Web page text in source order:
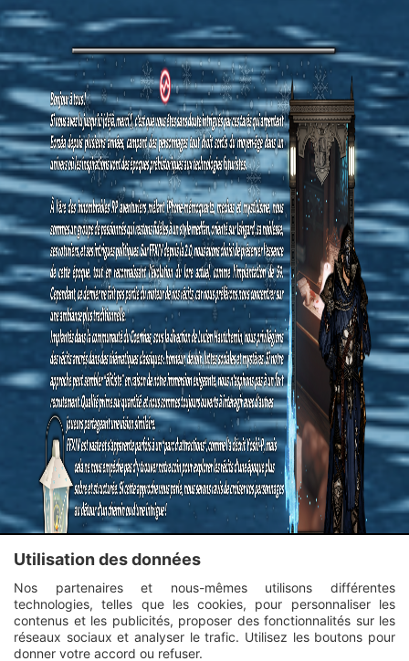
Utilisation des données
Nos partenaires et nous-mêmes utilisons différentes
technologies, telles que les cookies, pour personnaliser les
contenus et les publicités, proposer des fonctionnalités sur les
réseaux sociaux et analyser le trafic. Utilisez les boutons pour
donner votre accord ou refuser.